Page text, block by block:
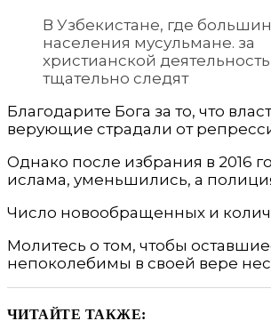
В Узбекистане, где
населения мусульмане. за
христианской
тщательно следят
Благодарите Бога за то, что
верующие страдали от
Однако после избрания в 2016
ислама, уменьшились, а
Число новообращенных и
Молитесь о том, чтобы
непоколебимы в своей вере
ЧИТАЙТЕ ТАКЖЕ: